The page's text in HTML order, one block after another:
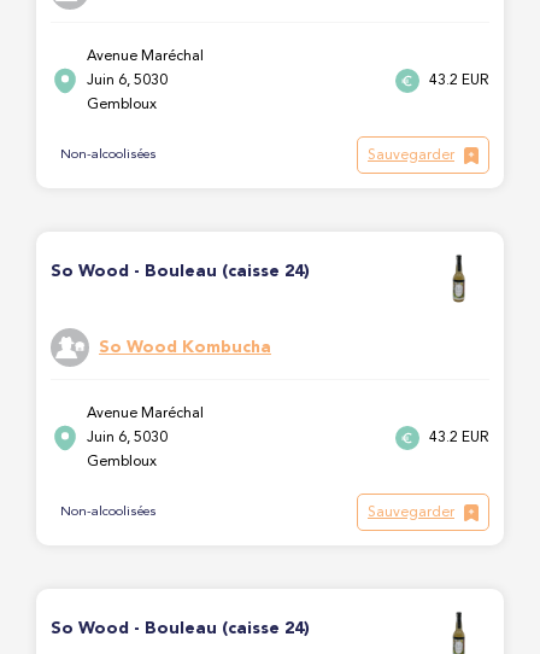
Avenue Maréchal
Juin 6, 5030
Gembloux
43.2 EUR
Non-alcoolisées Sauvegarder
So Wood - Bouleau (caisse 24)
So Wood Kombucha
Avenue Maréchal
Juin 6, 5030
Gembloux
43.2 EUR
Non-alcoolisées Sauvegarder
So Wood - Bouleau (caisse 24)